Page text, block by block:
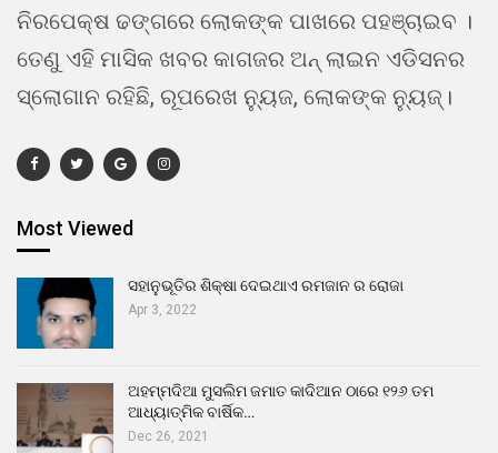
ନିରପେକ୍ଷ ଢଙ୍ଗରେ ଲୋକଙ୍କ ପାଖରେ ପହଞ୍ଚାଇବ ।
ତେଣୁ ଏହି ମାସିକ ଖବର କାଗଜର ଅନ୍ ଲାଇନ ଏଡିସନର
ସ୍ଲୋଗାନ ରହିଛି, ରୂପରେଖ ନ୍ୟୁଜ, ଲୋକଙ୍କ ନ୍ୟୁଜ୍।
Most Viewed
ସହାନୁଭୂତିର ଶିକ୍ଷା ଦେଇଥାଏ ରମଜାନ ର ରୋଜା
Apr 3, 2022
ଅହମ୍ମଦିଆ ମୁସଲିମ ଜମାତ କାଦିଆନ ଠାରେ ୧୨୬ ତମ
ଆଧ୍ୟାତ୍ମିକ ବାର୍ଷିକ…
Dec 26, 2021